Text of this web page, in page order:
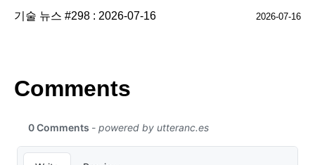
기술 뉴스 #298 : 2026-07-16 2026-07-16
Comments